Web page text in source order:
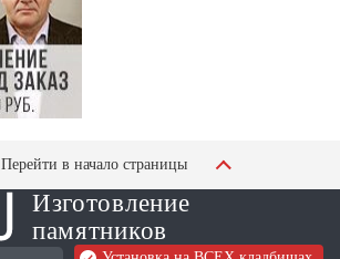
Перейти в начало страницы
Изготовление
памятников